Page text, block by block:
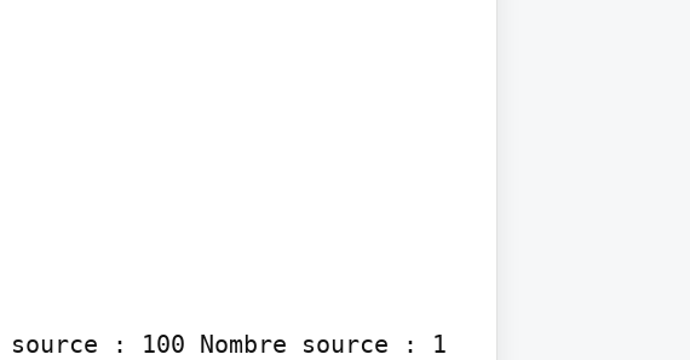
: 100 Nombre source : 1